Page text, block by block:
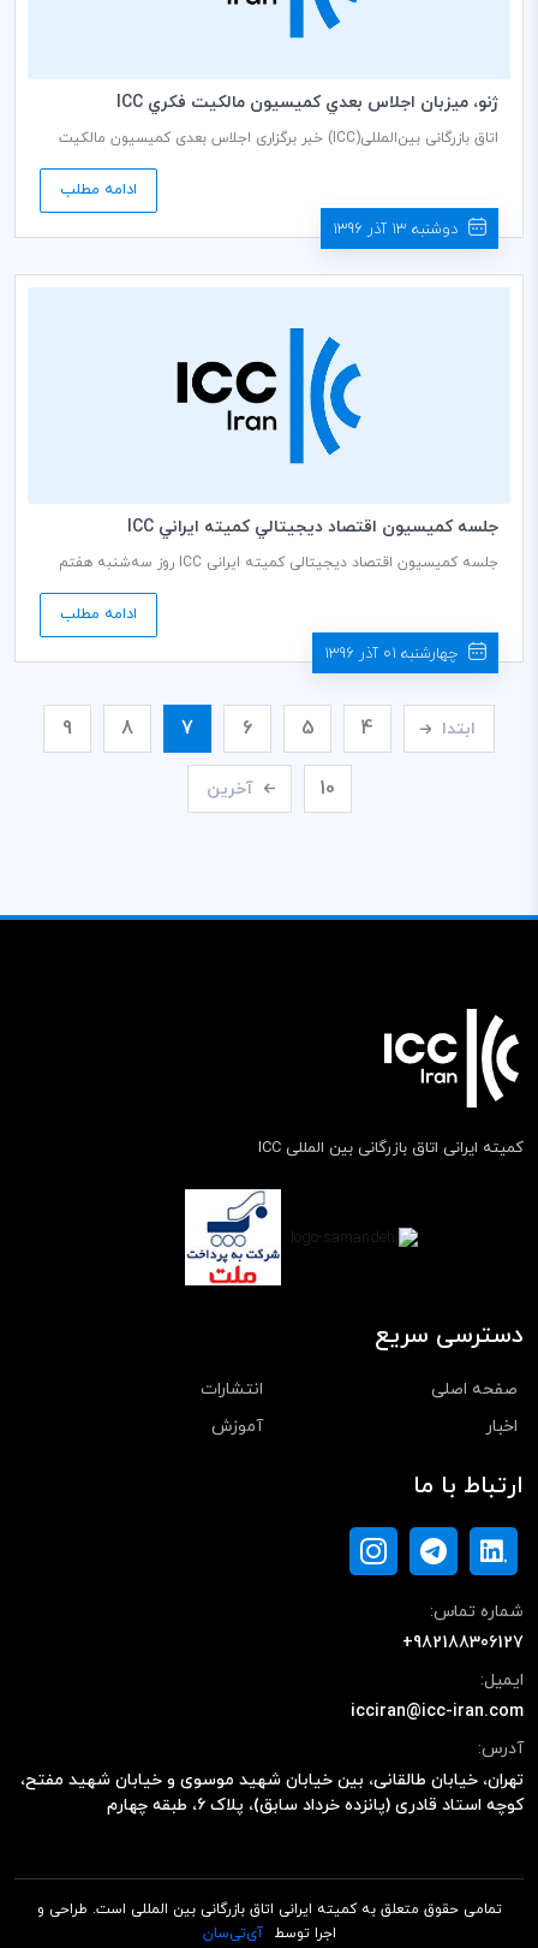
ژنو، ميزبان اجلاس بعدي كميسيون مالكيت فكري ICC
اتاق بازرگانی بین‌المللی(ICC) خبر برگزاری اجلاس بعدی کمیسیون مالکیت
ادامه مطلب
دوشنبه 13 آذر 1396
جلسه كميسيون اقتصاد ديجيتالي كميته ايراني ICC
جلسه کمیسیون اقتصاد دیجیتالی کمیته ایرانی ICC روز سه‌شنبه‌ هفتم
ادامه مطلب
چهارشنبه 01 آذر 1396
ابتدا 4
5
6
7
8
9
10 آخرین
کمیته ایرانی اتاق بازرگانی بین المللی ICC
دسترسی سریع
صفحه اصلی
انتشارات
اخبار
آموزش
ارتباط با ما
شماره تماس:
+982188306127
ایمیل:
icciran@icc-iran.com
آدرس:
تهران، خیابان طالقانی، بین خیابان شهید موسوی و خیابان شهید مفتح،
کوچه استاد قادری (پانزده خرداد سابق)، پلاک ۶، طبقه چهارم
تمامی حقوق متعلق به کمیته ایرانی اتاق بازرگانی بین المللی است. طراحی و
اجرا توسط
آی‌تی‌سان